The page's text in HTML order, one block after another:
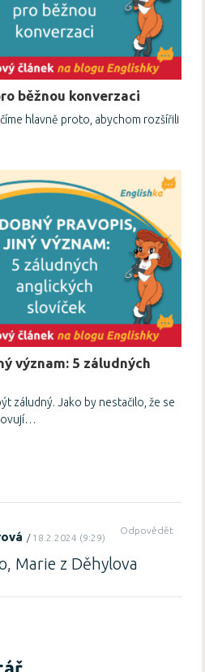
běžnou konverzaci
hlavně proto, abychom rozšířili
význam: 5 záludných
záludný. Jako by nestačilo, že se
18.2.2024 (9:29)
Marie z Děhylova
Odpovědět